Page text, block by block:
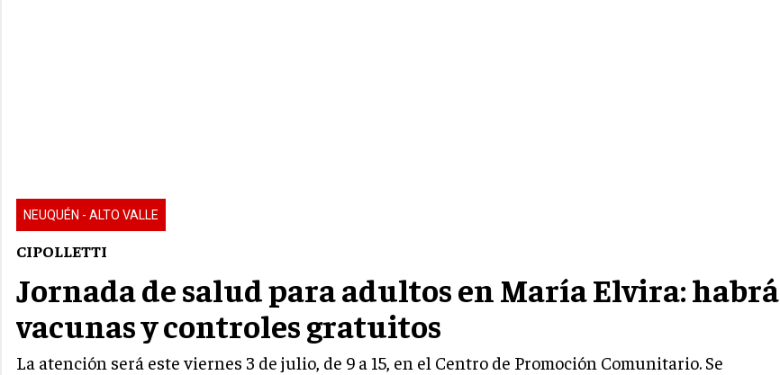
NEUQUÉN - ALTO VALLE
CIPOLLETTI
Jornada de salud para adultos en María Elvira: habrá
vacunas y controles gratuitos
La atención será este viernes 3 de julio, de 9 a 15, en el Centro de Promoción Comunitario. Se